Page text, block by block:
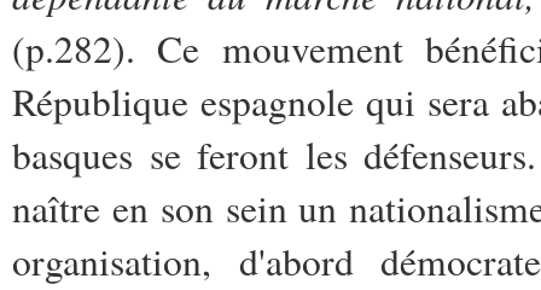
(p.282). Ce mouvement
République espagnole qui sera
basques se feront les
naître en son sein un
organisation, d'abord